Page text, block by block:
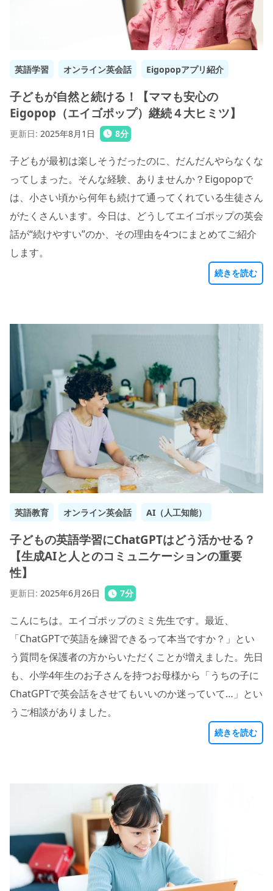
英語学習 オンライン英会話 Eigopopアプリ紹介
子どもが自然と続ける！【ママも安心の
Eigopop（エイゴポップ）継続４大ヒミツ】
更新日: 2025年8月1日 8分
子どもが最初は楽しそうだったのに、だんだんやらなくな
ってしまった。そんな経験、ありませんか？Eigopopで
は、小さい頃から何年も続けて通ってくれている生徒さん
がたくさんいます。今日は、どうしてエイゴポップの英会
話が“続けやすい”のか、その理由を4つにまとめてご紹介
します。
続きを読む
英語教育 オンライン英会話 AI（人工知能）
子どもの英語学習にChatGPTはどう活かせる？
【生成AIと人とのコミュニケーションの重要
性】
更新日: 2025年6月26日 7分
こんにちは。エイゴポップのミミ先生です。最近、
「ChatGPTで英語を練習できるって本当ですか？」とい
う質問を保護者の方からいただくことが増えました。先日
も、小学4年生のお子さんを持つお母様から「うちの子に
ChatGPTで英会話をさせてもいいのか迷っていて…」とい
うご相談がありました。
続きを読む